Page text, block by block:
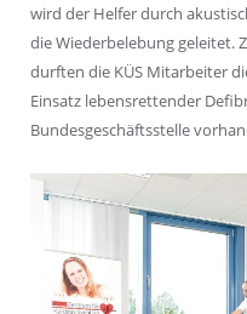
wird der Helfer durch
die Wiederbelebung geleitet.
durften die KÜS Mitarbeiter
Einsatz lebensrettender
Bundesgeschäftsstelle